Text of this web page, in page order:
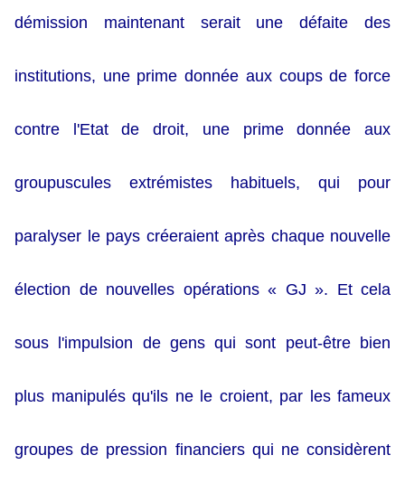
démission maintenant serait une défaite des
institutions, une prime donnée aux coups de force
contre l'Etat de droit, une prime donnée aux
groupuscules extrémistes habituels, qui pour
paralyser le pays créeraient après chaque nouvelle
élection de nouvelles opérations « GJ ». Et cela
sous l'impulsion de gens qui sont peut-être bien
plus manipulés qu'ils ne le croient, par les fameux
groupes de pression financiers qui ne considèrent